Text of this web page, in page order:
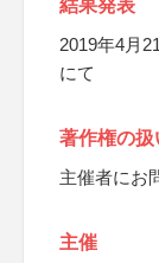
結果発表
2019年4月
にて
著作権の扱
主催者にお
主催